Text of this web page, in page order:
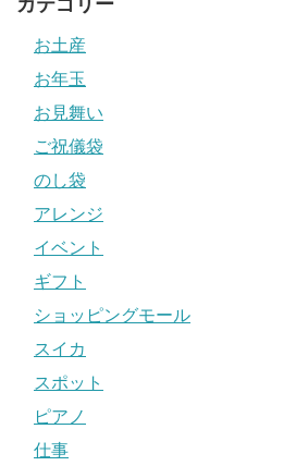
お土産
お年玉
お見舞い
ご祝儀袋
のし袋
アレンジ
イベント
ギフト
ショッピングモール
スイカ
スポット
ピアノ
仕事